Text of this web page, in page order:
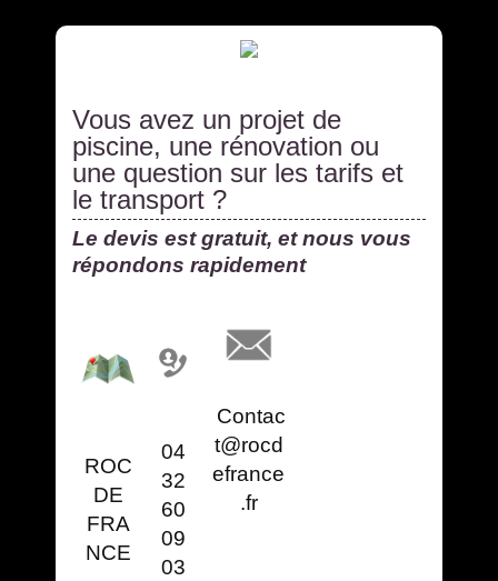
Vous avez un projet de
piscine, une rénovation ou
une question sur les tarifs et
le transport ?
Le devis est gratuit, et nous vous
répondons rapidement
ROC
DE
FRA
NCE
04
32
60
09
03
Contac
t@rocd
efrance
.fr